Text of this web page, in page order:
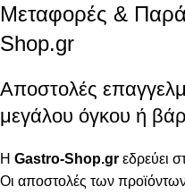
Μεταφορές &
Shop.gr
Αποστολές
μεγάλου όγκου ή
Η Gastro-Shop.gr εδρεύει
Οι αποστολές των